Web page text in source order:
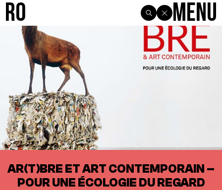
R0 Menu
AR(T)BRE ET ART CONTEMPORAIN –
POUR UNE ÉCOLOGIE DU REGARD